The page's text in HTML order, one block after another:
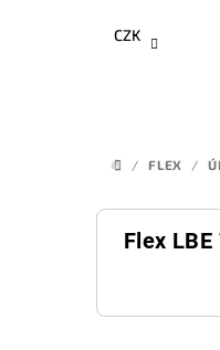
CZK
DOMŮ
/ FLEX /
Flex